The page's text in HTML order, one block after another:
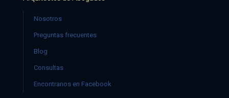
Nosotros
Preguntas frecuentes
Blog
Consultas
Encontranos en Facebook